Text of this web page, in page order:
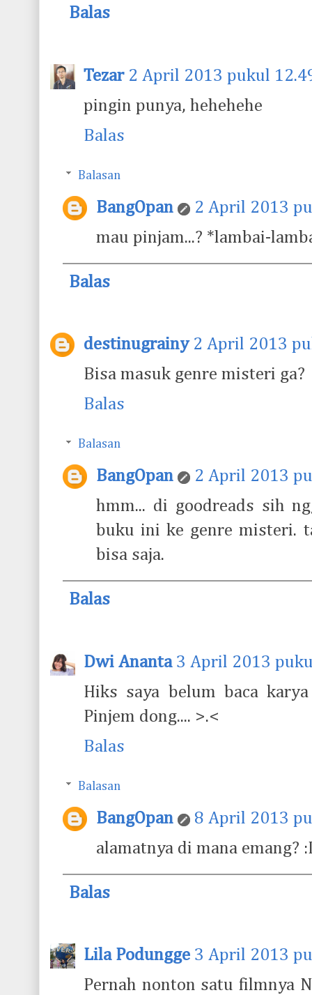
Balas
Tezar 2 April 2013 pukul
pingin punya, hehehehe
Balas
Balasan
BangOpan
2 April 2013
mau pinjam...? *lambai-
Balas
destinugrainy 2 April 2013
Bisa masuk genre misteri ga?
Balas
Balasan
BangOpan
2 April 2013
hmm... di goodreads sih
buku ini ke genre misteri.
bisa saja.
Balas
Dwi Ananta 3 April 2013
Hiks saya belum baca
Pinjem dong.... >.<
Balas
Balasan
BangOpan
8 April 2013
alamatnya di mana emang?
Balas
Lila Podungge 3 April 2013
Pernah nonton satu filmnya